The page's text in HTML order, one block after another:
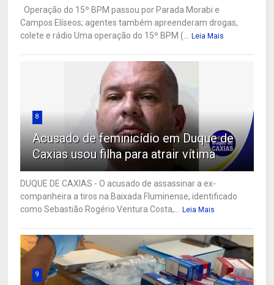
Operação do 15º BPM passou por Parada Morabi e
Campos Elíseos; agentes também apreenderam drogas,
colete e rádio Uma operação do 15º BPM (...
Leia Mais
8
Acusado de feminicídio em Duque de
Caxias usou filha para atrair vítima
DUQUE DE CAXIAS - O acusado de assassinar a ex-
companheira a tiros na Baixada Fluminense, identificado
como Sebastião Rogério Ventura Costa,...
Leia Mais
9